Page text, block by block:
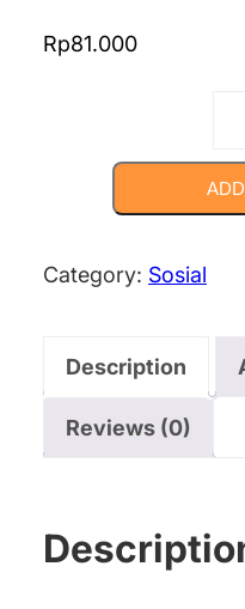
Rp81.000
Era
Category: Sosial
Description
Reviews (0)